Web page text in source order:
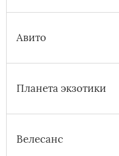
Авито
Планета экзотики
Велесанс